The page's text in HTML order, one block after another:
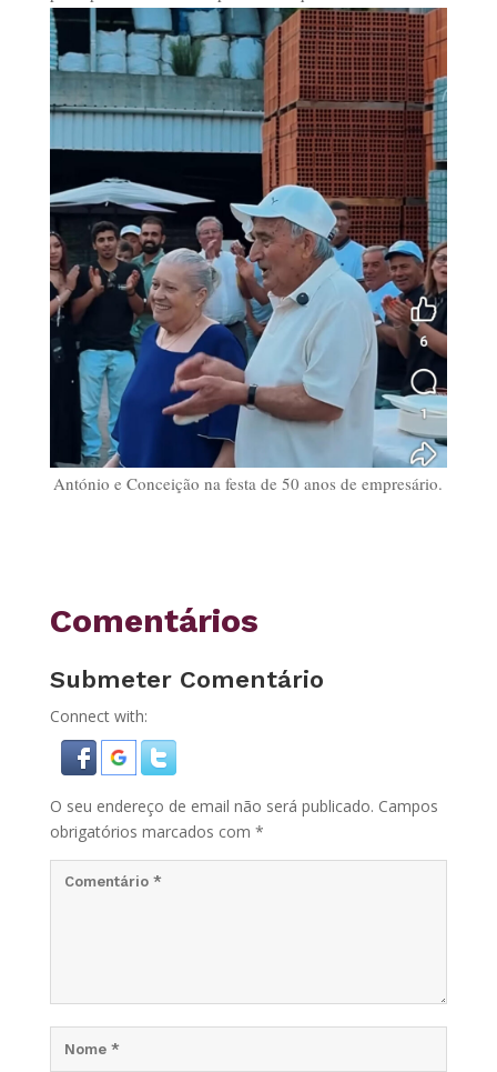
António e Conceição na festa de 50 anos de empresário.
Comentários
Submeter Comentário
Connect with:
O seu endereço de email não será publicado. Campos
obrigatórios marcados com *